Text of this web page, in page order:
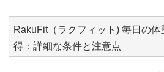
RakuFit（ラクフィット) 毎日の
得：詳細な条件と注意点